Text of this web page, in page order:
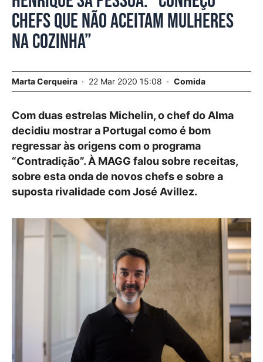
chefs que não aceitam mulheres
na cozinha”
Marta Cerqueira 22 Mar 2020 15:08 Comida
Com duas estrelas Michelin, o chef do Alma
decidiu mostrar a Portugal como é bom
regressar às origens com o programa
“Contradição”. À MAGG falou sobre receitas,
sobre esta onda de novos chefs e sobre a
suposta rivalidade com José Avillez.